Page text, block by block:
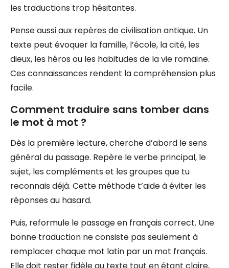
les traductions trop hésitantes.
Pense aussi aux repères de civilisation antique. Un
texte peut évoquer la famille, l’école, la cité, les
dieux, les héros ou les habitudes de la vie romaine.
Ces connaissances rendent la compréhension plus
facile.
Comment traduire sans tomber dans
le mot à mot ?
Dès la première lecture, cherche d’abord le sens
général du passage. Repère le verbe principal, le
sujet, les compléments et les groupes que tu
reconnais déjà. Cette méthode t’aide à éviter les
réponses au hasard.
Puis, reformule le passage en français correct. Une
bonne traduction ne consiste pas seulement à
remplacer chaque mot latin par un mot français.
Elle doit rester fidèle au texte tout en étant claire,